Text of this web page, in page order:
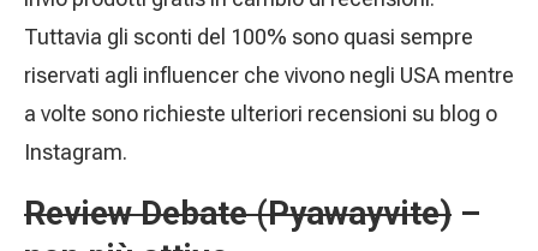
Tuttavia gli sconti del 100% sono quasi sempre
riservati agli influencer che vivono negli USA mentre
a volte sono richieste ulteriori recensioni su blog o
Instagram.
Review Debate (Pyawayvite) –